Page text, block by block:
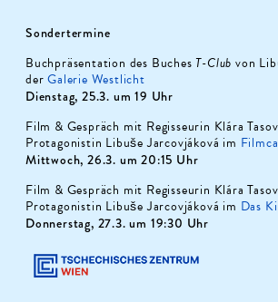
Sondertermine
Buchpräsentation des BuchesT-Club von
derGalerie Westlicht
Dienstag, 25.3. um 19 Uhr
Film & Gespräch mit Regisseurin Klára
Protagonistin Libuše Jarcovjáková im
Mittwoch, 26.3. um 20:15 Uhr
Film & Gespräch mit Regisseurin Klára
Protagonistin Libuše Jarcovjáková im Das
Donnerstag, 27.3. um 19:30 Uhr